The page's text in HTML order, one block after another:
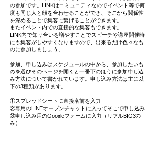
の参加です。LINKはコミュニティなのでイベント等で何
度も同じ人と顔を合わせることができ、そこから関係性
を深めることで集客に繋げることができます。
​またイベント内での直接的な集客もできます。
​LINK内で知り合いを増やすことでスピーチや講座開催時
にも集客がしやすくなりますので、出来るだけ色々なも
のに参加しましょう。
参加、申し込みはスケジュールの中から、参加したいも
のを選びそのページを開くと一番下のほうに参加申し込
み方法について書かれています。申し込み方法は主に以
下の3種類があります。
①スプレッドシートに直接名前を入力
②専用のLINEオープンチャットに入ってそこで申し込み
​③申し込み用のGoogleフォームに入力（リアルBIG3の
み）